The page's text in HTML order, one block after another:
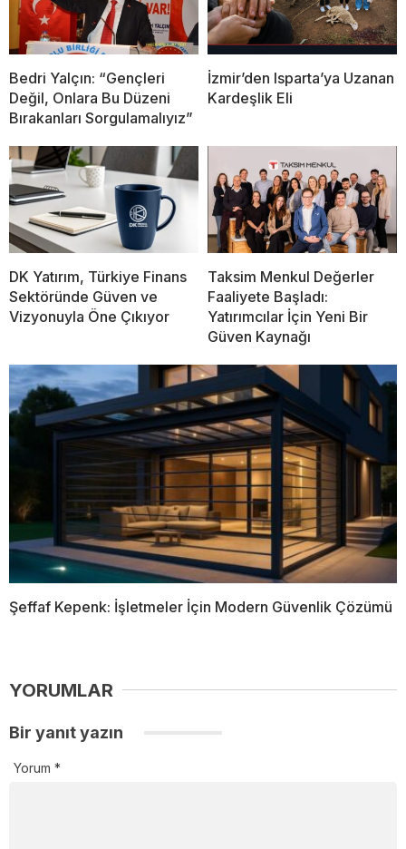
Bedri Yalçın: “Gençleri
Değil, Onlara Bu Düzeni
Bırakanları Sorgulamalıyız”
İzmir’den Isparta’ya Uzanan
Kardeşlik Eli
DK Yatırım, Türkiye Finans
Sektöründe Güven ve
Vizyonuyla Öne Çıkıyor
Taksim Menkul Değerler
Faaliyete Başladı:
Yatırımcılar İçin Yeni Bir
Güven Kaynağı
Şeffaf Kepenk: İşletmeler İçin Modern Güvenlik Çözümü
YORUMLAR
Bir yanıt yazın
Yorum *